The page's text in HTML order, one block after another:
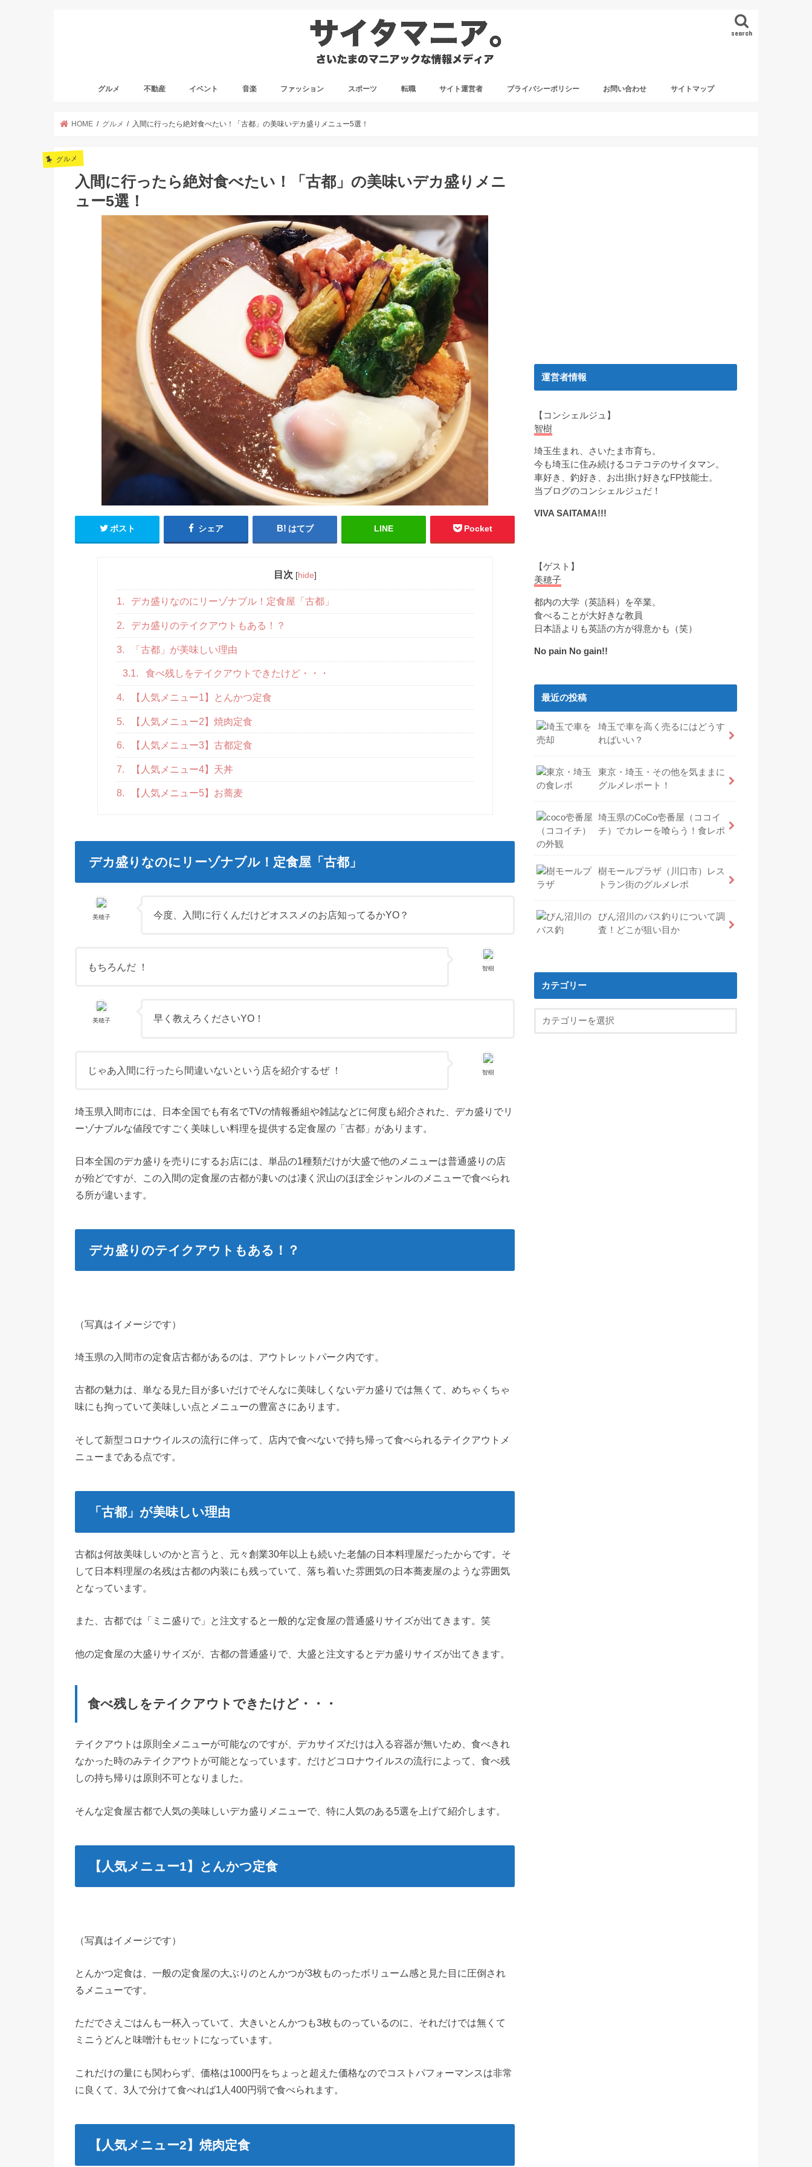
search
グルメ 不動産 イベント 音楽 ファッション スポーツ 転職 サイト運営者 プライバシーポリシー お問い合わせ サイトマップ
HOME グルメ 入間に行ったら絶対食べたい！「古都」の美味いデカ盛りメニュー5選！
グルメ
入間に行ったら絶対食べたい！「古都」の美味いデカ盛りメニ
ュー5選！
ポスト シェア はてブ LINE Pocket
目次 [hide]
1. デカ盛りなのにリーゾナブル！定食屋「古都」
2. デカ盛りのテイクアウトもある！？
3. 「古都」が美味しい理由
3.1. 食べ残しをテイクアウトできたけど・・・
4. 【人気メニュー1】とんかつ定食
5. 【人気メニュー2】焼肉定食
6. 【人気メニュー3】古都定食
7. 【人気メニュー4】天丼
8. 【人気メニュー5】お蕎麦
デカ盛りなのにリーゾナブル！定食屋「古都」
美穂子 今度、入間に行くんだけどオススメのお店知ってるかYO？
智樹
もちろんだ ！
美穂子 早く教えろくださいYO！
智樹
じゃあ入間に行ったら間違いないという店を紹介するぜ ！
埼玉県入間市には、日本全国でも有名でTVの情報番組や雑誌などに何度も紹介された、デカ盛りでリ
ーゾナブルな値段ですごく美味しい料理を提供する定食屋の「古都」があります。
日本全国のデカ盛りを売りにするお店には、単品の1種類だけが大盛で他のメニューは普通盛りの店
が殆どですが、この入間の定食屋の古都が凄いのは凄く沢山のほぼ全ジャンルのメニューで食べられ
る所が違います。
デカ盛りのテイクアウトもある！？
（写真はイメージです）
埼玉県の入間市の定食店古都があるのは、アウトレットパーク内です。
古都の魅力は、単なる見た目が多いだけでそんなに美味しくないデカ盛りでは無くて、めちゃくちゃ
味にも拘っていて美味しい点とメニューの豊富さにあります。
そして新型コロナウイルスの流行に伴って、店内で食べないで持ち帰って食べられるテイクアウトメ
ニューまである点です。
「古都」が美味しい理由
古都は何故美味しいのかと言うと、元々創業30年以上も続いた老舗の日本料理屋だったからです。そ
して日本料理屋の名残は古都の内装にも残っていて、落ち着いた雰囲気の日本蕎麦屋のような雰囲気
となっています。
また、古都では「ミニ盛りで」と注文すると一般的な定食屋の普通盛りサイズが出てきます。笑
他の定食屋の大盛りサイズが、古都の普通盛りで、大盛と注文するとデカ盛りサイズが出てきます。
食べ残しをテイクアウトできたけど・・・
テイクアウトは原則全メニューが可能なのですが、デカサイズだけは入る容器が無いため、食べきれ
なかった時のみテイクアウトが可能となっています。だけどコロナウイルスの流行によって、食べ残
しの持ち帰りは原則不可となりました。
そんな定食屋古都で人気の美味しいデカ盛りメニューで、特に人気のある5選を上げて紹介します。
【人気メニュー1】とんかつ定食
（写真はイメージです）
とんかつ定食は、一般の定食屋の大ぶりのとんかつが3枚ものったボリューム感と見た目に圧倒され
るメニューです。
ただでさえごはんも一杯入っていて、大きいとんかつも3枚ものっているのに、それだけでは無くて
ミニうどんと味噌汁もセットになっています。
これだけの量にも関わらず、価格は1000円をちょっと超えた価格なのでコストパフォーマンスは非常
に良くて、3人で分けて食べれば1人400円弱で食べられます。
【人気メニュー2】焼肉定食
運営者情報
【コンシェルジュ】
智樹
埼玉生まれ、さいたま市育ち。
今も埼玉に住み続けるコテコテのサイタマン。
車好き、釣好き、お出掛け好きなFP技能士。
当ブログのコンシェルジュだ！
VIVA SAITAMA!!!
【ゲスト】
美穂子
都内の大学（英語科）を卒業。
食べることが大好きな教員
日本語よりも英語の方が得意かも（笑）
No pain No gain!!
最近の投稿
埼玉で車を高く売るにはどうす
ればいい？
東京・埼玉・その他を気ままに
グルメレポート！
埼玉県のCoCo壱番屋（ココイ
チ）でカレーを喰らう！食レポ
樹モールプラザ（川口市）レス
トラン街のグルメレポ
びん沼川のバス釣りについて調
査！どこが狙い目か
カテゴリー